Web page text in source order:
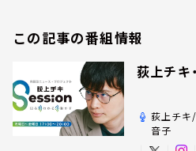
この記事の番組情報
荻上チキ
荻上チキ
音子